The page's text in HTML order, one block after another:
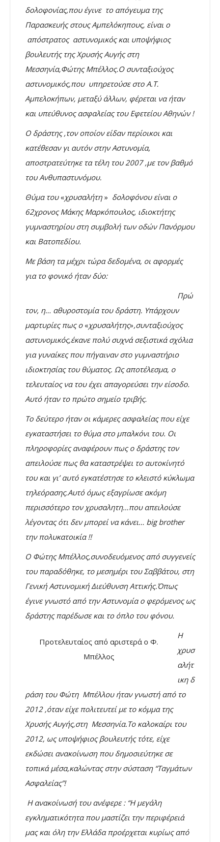
δολοφονίας,που έγινε το απόγευμα της
Παρασκευής στους Αμπελόκηπους, είναι ο
απόστρατος αστυνομικός και υποψήφιος
βουλευτής της Χρυσής Αυγής στη
Μεσσηνία,Φώτης Μπέλλος.Ο συνταξιούχος
αστυνομικός,που υπηρετούσε στο Α.Τ.
Αμπελοκήπων, μεταξύ άλλων, φέρεται να ήταν
και υπεύθυνος ασφαλείας του Εφετείου Αθηνών !
Ο δράστης ,τον οποίον είδαν περίοικοι και
κατέθεσαν γι αυτόν στην Αστυνομία,
αποστρατεύτηκε τα τέλη του 2007 ,με τον βαθμό
του Ανθυπαστυνόμου.
Θύμα του «χρυσαλήτη» δολοφόνου είναι ο
62χρονος Μάκης Μαρκόπουλος, ιδιοκτήτης
γυμναστηρίου στη συμβολή των οδών Πανόρμου
και Βατοπεδίου.
Με βάση τα μέχρι τώρα δεδομένα, οι αφορμές
για το φονικό ήταν δύο:
Πρώ
τον, η… αθυροστομία του δράστη. Υπάρχουν
μαρτυρίες πως ο «χρυσαλήτης»,συνταξιούχος
αστυνομικός,έκανε πολύ συχνά σεξιστικά σχόλια
για γυναίκες που πήγαιναν στο γυμναστήριο
ιδιοκτησίας του θύματος. Ως αποτέλεσμα, ο
τελευταίος να του έχει απαγορεύσει την είσοδο.
Αυτό ήταν το πρώτο σημείο τριβής.
Το δεύτερο ήταν οι κάμερες ασφαλείας που είχε
εγκαταστήσει το θύμα στο μπαλκόνι του. Οι
πληροφορίες αναφέρουν πως ο δράστης τον
απειλούσε πως θα καταστρέψει το αυτοκίνητό
του και γι’ αυτό εγκατέστησε το κλειστό κύκλωμα
τηλεόρασης.Αυτό όμως εξαγρίωσε ακόμη
περισσότερο τον χρυσαλητη…που απειλούσε
λέγοντας ότι δεν μπορεί να κάνει… big brother
την πολυκατοικία !!
Ο Φώτης Μπέλλος,συνοδευόμενος από συγγενείς
του παραδόθηκε, το μεσημέρι του Σαββάτου, στη
Γενική Αστυνομική Διεύθυνση Αττικής.Όπως
έγινε γνωστό από την Αστυνομία ο φερόμενος ως
δράστης παρέδωσε και το όπλο του φόνου.
Προτελευταίος από αριστερά ο Φ.
Μπέλλος
Η
χρυσ
αλήτ
ικη δ
ράση του Φώτη Μπέλλου ήταν γνωστή από το
2012 ,όταν είχε πολιτευτεί με το κόμμα της
Χρυσής Αυγής,στη Μεσσηνία.Το καλοκαίρι του
2012, ως υποψήφιος βουλευτής τότε, είχε
εκδώσει ανακοίνωση που δημοσιεύτηκε σε
τοπικά μέσα,καλώντας στην σύσταση “Ταγμάτων
Ασφαλείας”!
Η ανακοίνωσή του ανέφερε : “Η μεγάλη
εγκληματικότητα που μαστίζει την περιφέρειά
μας και όλη την Ελλάδα προέρχεται κυρίως από